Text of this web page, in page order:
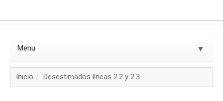
Menu ▼
Inicio Desestimados líneas 2.2 y 2.3